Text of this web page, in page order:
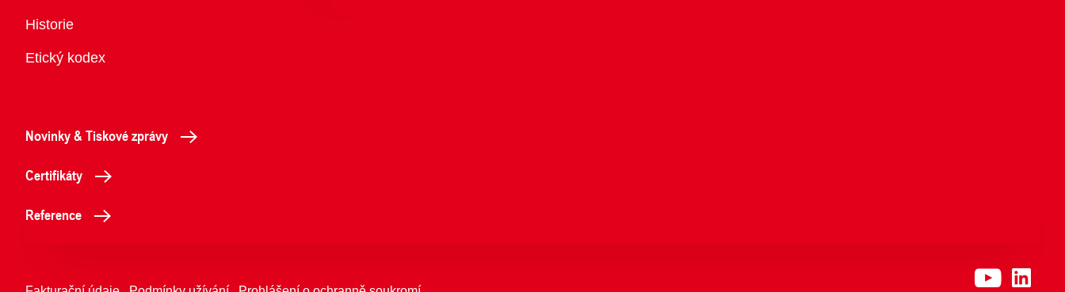
Historie
Etický kodex
Novinky & Tiskové zprávy
Certifikáty
Reference